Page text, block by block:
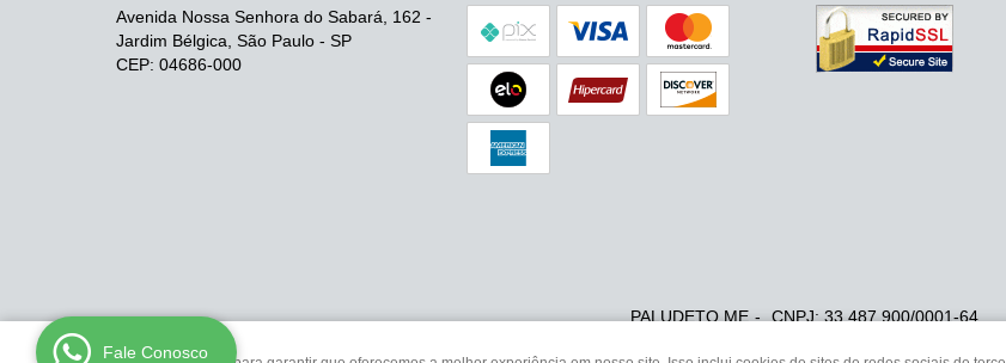
Avenida Nossa Senhora do Sabará, 162 -
Jardim Bélgica, São Paulo - SP
CEP: 04686-000
PALUDETO ME CNPJ: 33.487.900/0001-64
Fale Conosco